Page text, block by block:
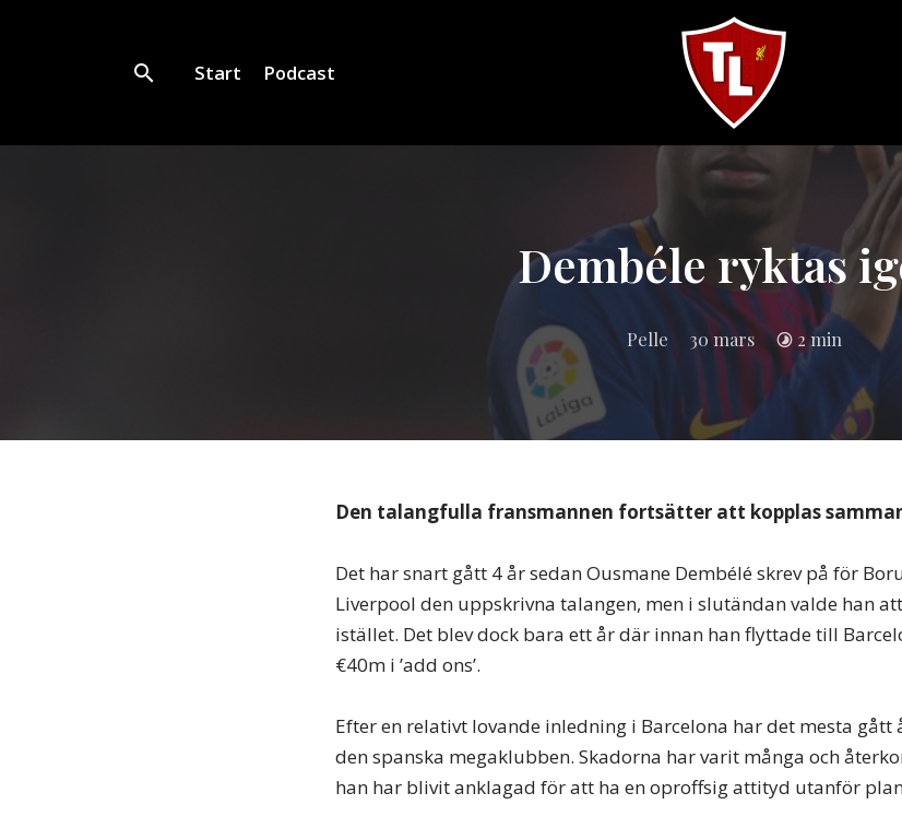
Sveriges
online
magazine!
Start Podcast
Dembéle ryktas
Pelle 30 mars 2 min
Den talangfulla fransmannen fortsätter att kopplas
Det har snart gått 4 år sedan Ousmane Dembélé skrev på för
Liverpool den uppskrivna talangen, men i slutändan valde han
istället. Det blev dock bara ett år där innan han flyttade till
€40m i ’add ons’.
Efter en relativt lovande inledning i Barcelona har det mesta gått
den spanska megaklubben. Skadorna har varit många och
han har blivit anklagad för att ha en oproffsig attityd utanför